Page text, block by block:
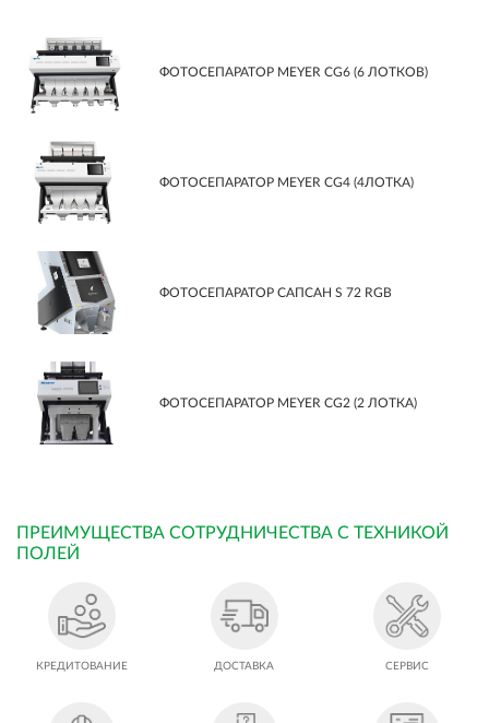
ФОТОСЕПАРАТОР MEYER CG6 (6 ЛОТКОВ)
ФОТОСЕПАРАТОР MEYER CG4 (4ЛОТКА)
ФОТОСЕПАРАТОР САПСАН S 72 RGB
ФОТОСЕПАРАТОР MEYER CG2 (2 ЛОТКА)
ПРЕИМУЩЕСТВА СОТРУДНИЧЕСТВА С ТЕХНИКОЙ
ПОЛЕЙ
КРЕДИТОВАНИЕ ДОСТАВКА СЕРВИС